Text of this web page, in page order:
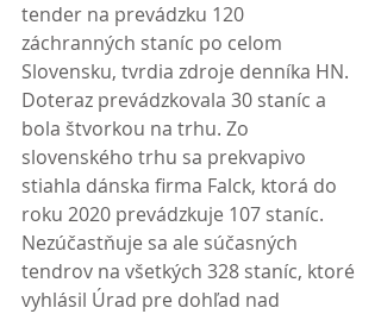
tender na prevádzku 120
záchranných staníc po celom
Slovensku, tvrdia zdroje denníka HN.
Doteraz prevádzkovala 30 staníc a
bola štvorkou na trhu. Zo
slovenského trhu sa prekvapivo
stiahla dánska firma Falck, ktorá do
roku 2020 prevádzkuje 107 staníc.
Nezúčastňuje sa ale súčasných
tendrov na všetkých 328 staníc, ktoré
vyhlásil Úrad pre dohľad nad